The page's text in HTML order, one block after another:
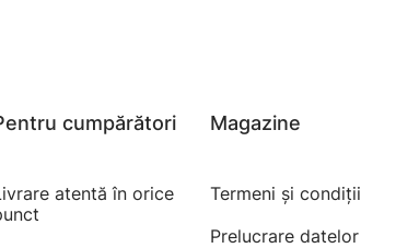
cumpărători
atentă în orice
Magazine
Termeni şi condiţii
Prelucrare datelor